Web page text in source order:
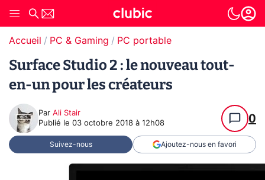
Accueil PC & Gaming PC portable
Surface Studio 2 : le nouveau tout-
en-un pour les créateurs
Par Ali Stair
Publié le 03 octobre 2018 à 12h08 0
Suivez-nous Ajoutez-nous en favori